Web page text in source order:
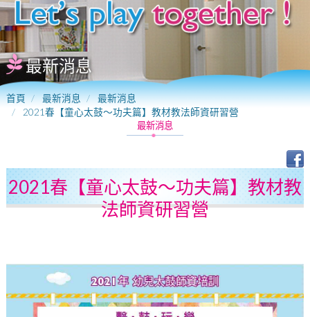
首頁 最新消息
最新消息
2021春【童心太鼓～功夫篇】教材教法師資研習營
最新消息
最新消息
2021春【童心太鼓～功夫篇】教材教
法師資研習營